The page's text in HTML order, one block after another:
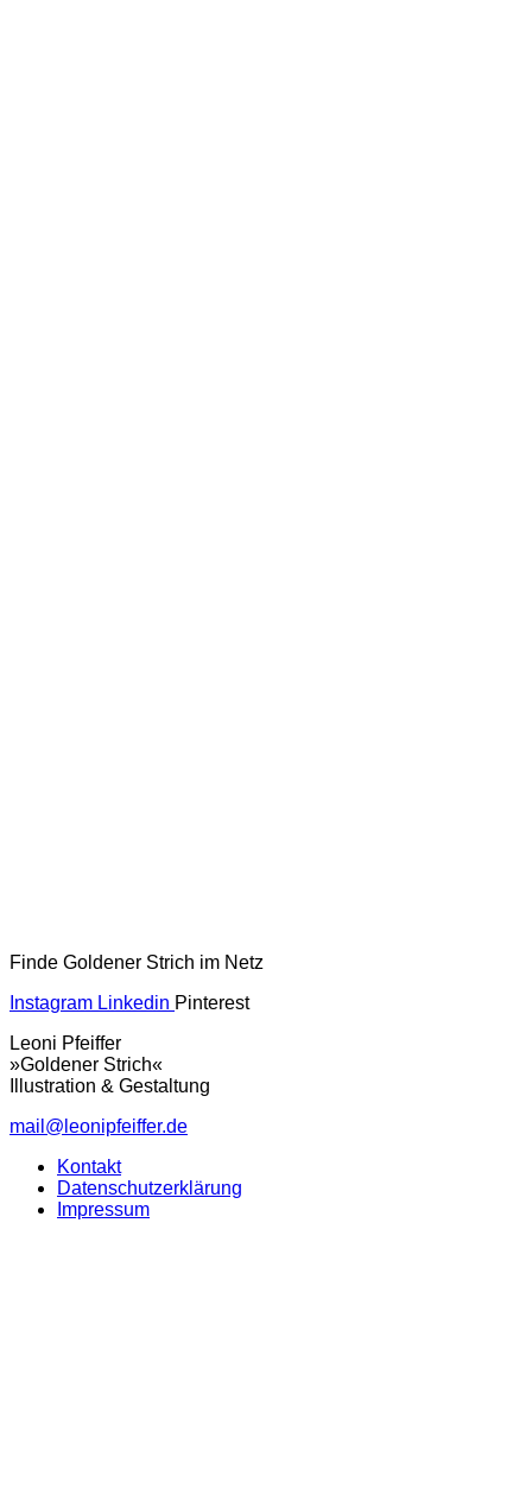
Finde Goldener Strich im Netz
Instagram Linkedin Pinterest
Leoni Pfeiffer
»Goldener Strich«
Illustration & Gestaltung
mail@leonipfeiffer.de
Kontakt
Datenschutzerklärung
Impressum